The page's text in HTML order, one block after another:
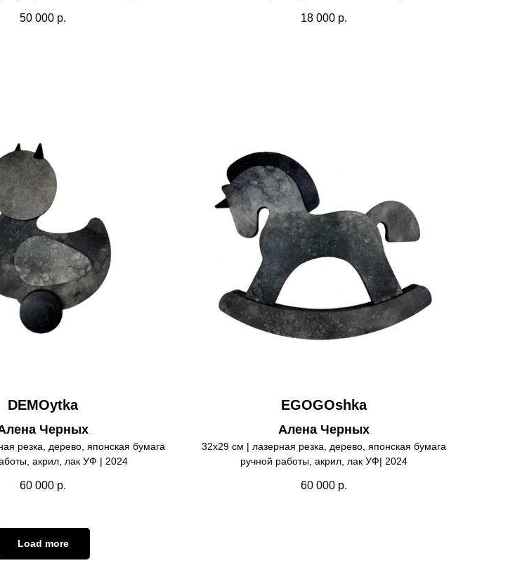
50 000 р. 18 000 р.
DEMOytka
Черных
резка, дерево, японская бумага
акрил, лак УФ | 2024
60 000 р.
EGOGOshka
Алена Черных
32х29 см | лазерная резка, дерево, японская бумага
ручной работы, акрил, лак УФ| 2024
60 000 р.
Load more